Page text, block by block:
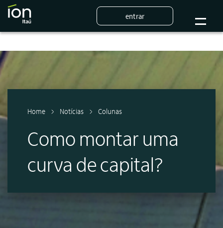
entrar
Home Notícias Colunas
Como montar uma
curva de capital?